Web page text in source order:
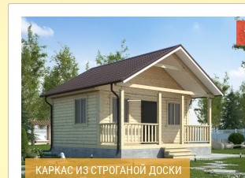
КАРКАС ИЗ СТРОГАНОЙ ДОСКИ